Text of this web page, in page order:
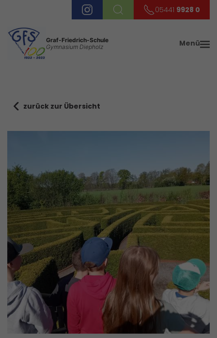
05441 9928 0
Graf-Friedrich-Schule
Gymnasium Diepholz
Menü
zurück zur Übersicht